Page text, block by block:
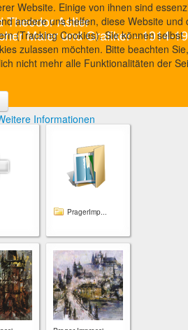
Theodor Astler
Maler und Grafiker - 1914-
PragerImp...
Website. Einige von ihnen sind
andere uns helfen, diese Website und
(Tracking Cookies). Sie können selbst
zulassen möchten. Bitte beachten
nicht mehr alle Funktionalitäten der
Informationen